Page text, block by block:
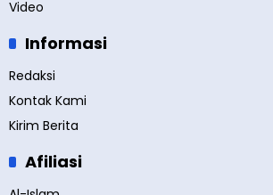
Video
Informasi
Redaksi
Kontak Kami
Kirim Berita
Afiliasi